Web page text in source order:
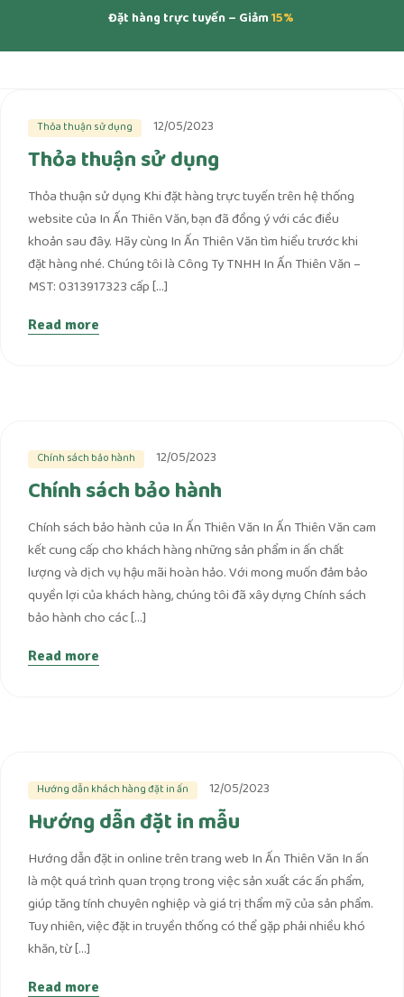
Đặt hàng trực tuyến – Giảm15%
Thỏa thuận sử dụng 12/05/2023
Thỏa thuận sử dụng
Thỏa thuận sử dụng Khi đặt hàng trực tuyến trên hệ thống
website của In Ấn Thiên Văn, bạn đã đồng ý với các điều
khoản sau đây. Hãy cùng In Ấn Thiên Văn tìm hiểu trước khi
đặt hàng nhé. Chúng tôi là Công Ty TNHH In Ấn Thiên Văn –
MST: 0313917323 cấp […]
Read more
Chính sách bảo hành 12/05/2023
Chính sách bảo hành
Chính sách bảo hành của In Ấn Thiên Văn In Ấn Thiên Văn cam
kết cung cấp cho khách hàng những sản phẩm in ấn chất
lượng và dịch vụ hậu mãi hoàn hảo. Với mong muốn đảm bảo
quyền lợi của khách hàng, chúng tôi đã xây dựng Chính sách
bảo hành cho các […]
Read more
Hướng dẫn khách hàng đặt in ấn 12/05/2023
Hướng dẫn đặt in mẫu
Hướng dẫn đặt in online trên trang web In Ấn Thiên Văn In ấn
là một quá trình quan trọng trong việc sản xuất các ấn phẩm,
giúp tăng tính chuyên nghiệp và giá trị thẩm mỹ của sản phẩm.
Tuy nhiên, việc đặt in truyền thống có thể gặp phải nhiều khó
khăn, từ […]
Read more